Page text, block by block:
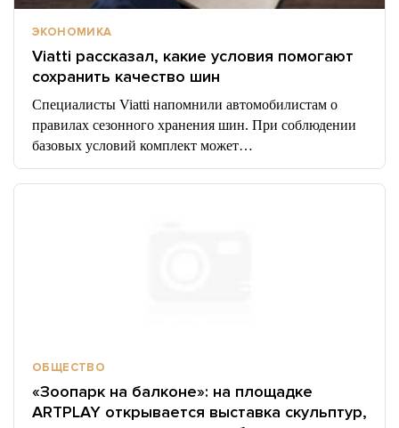
ЭКОНОМИКА
Viatti рассказал, какие условия помогают
сохранить качество шин
Специалисты Viatti напомнили автомобилистам о
правилах сезонного хранения шин. При соблюдении
базовых условий комплект может…
ОБЩЕСТВО
«Зоопарк на балконе»: на площадке
ARTPLAY открывается выставка скульптур,